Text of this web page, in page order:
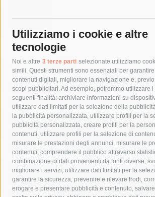
Utilizziamo i cookie e altre
tecnologie
Noi e altre 3 terze parti selezionate utilizziamo
simili. Questi strumenti sono essenziali per
contenuti digitali, migliorare la navigazione e,
scopi pubblicitari. Ad esempio, potremmo utilizzare i
seguenti finalità: archiviare informazioni su
utilizzare dati limitati per la selezione della
la pubblicità personalizzata, utilizzare profili per la
pubblicità personalizzata, creare profili per la
contenuti, utilizzare profili per la selezione di
misurare le prestazioni degli annunci, misurare le
contenuti, comprendere il pubblico attraverso
combinazione di dati provenienti da fonti diverse,
migliorare i servizi, utilizzare dati limitati per la
garantire la sicurezza, prevenire e rilevare frodi,
erogare e presentare pubblicità e contenuto,
Tag
acqua allerta meteo
anas
area marina protetta di punta campanella
Asl Napoli 3 sud
capitaneria di porto
castellammare di stabia
circumvesuviana
comune di sorrento
concerto
contagi
costiera amalfitana
covid-19 eav
fondazione sorrento
gori guardia
lavori
lorenzo balducelli mare massa